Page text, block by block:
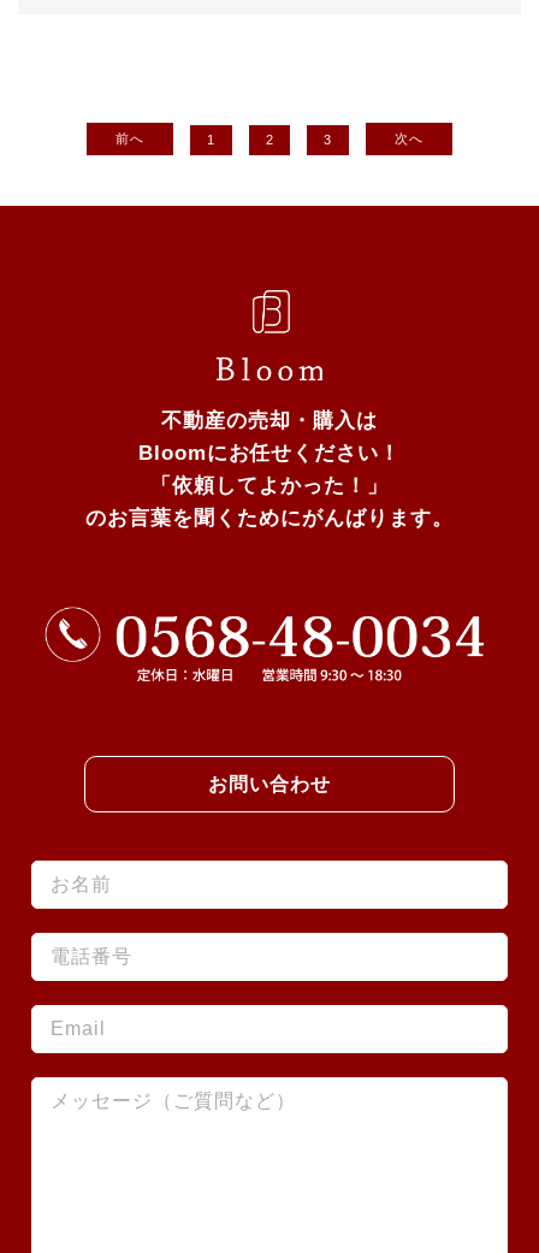
前へ 1 2 3 次へ
不動産の売却・購入は
Bloomにお任せください！
「依頼してよかった！」
のお言葉を聞くためにがんばります。
お問い合わせ